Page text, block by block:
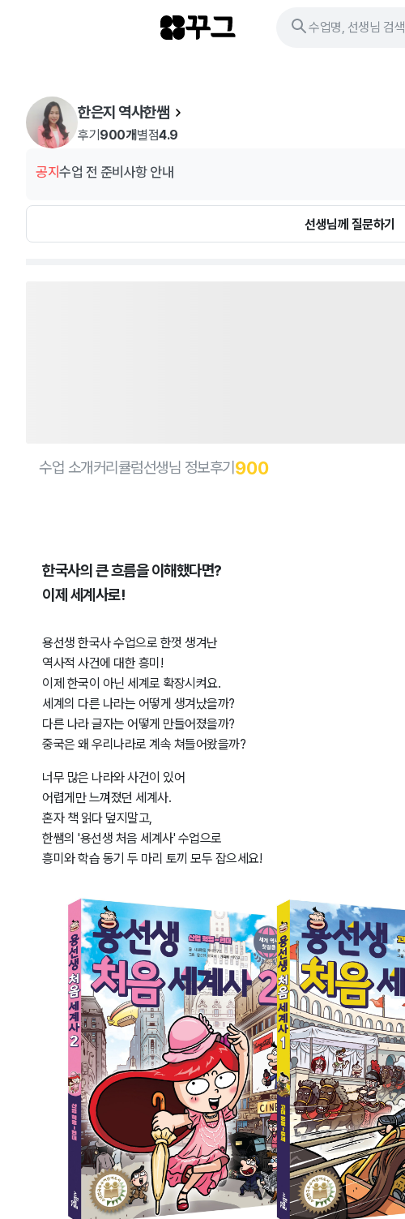
수업명, 선생님 검색
한은지 역사한쌤
후기 900개별점4.9
공지수업 전 준비사항 안내
선생님께 질문하기
수업 소개커리큘럼선생님 정보후기 900
한국사의 큰 흐름을 이해했다면?
이제 세계사로!
용선생 한국사 수업으로 한껏 생겨난
역사적 사건에 대한 흥미!
이제 한국이 아닌 세계로 확장시켜요.
세계의 다른 나라는 어떻게 생겨났을까?
다른 나라 글자는 어떻게 만들어졌을까?
중국은 왜 우리나라로 계속 쳐들어왔을까?
너무 많은 나라와 사건이 있어
어렵게만 느껴졌던 세계사.
혼자 책 읽다 덮지말고,
한쌤의 '용선생 처음 세계사' 수업으로
흥미와 학습 동기 두 마리 토끼 모두 잡으세요!